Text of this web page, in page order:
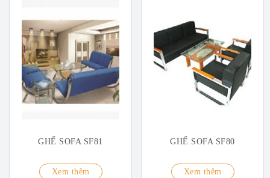
GHẾ SOFA SF81
Xem thêm
GHẾ SOFA SF80
Xem thêm